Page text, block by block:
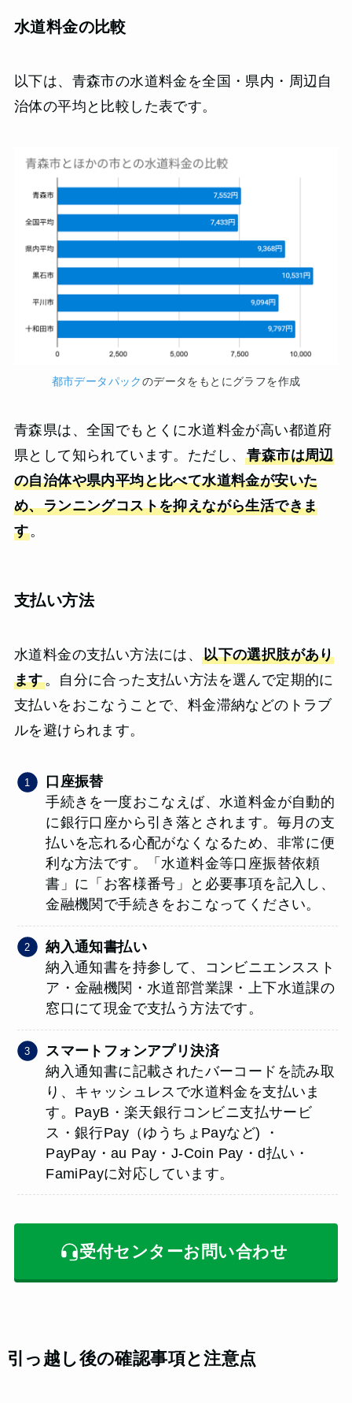
水道料金の比較
以下は、青森市の水道料金を全国・県内・周辺自
治体の平均と比較した表です。
都市データパックのデータをもとにグラフを作成
青森県は、全国でもとくに水道料金が高い都道府
県として知られています。ただし、青森市は周辺
の自治体や県内平均と比べて水道料金が安いた
め、ランニングコストを抑えながら生活できま
す。
支払い方法
水道料金の支払い方法には、以下の選択肢があり
ます。自分に合った支払い方法を選んで定期的に
支払いをおこなうことで、料金滞納などのトラブ
ルを避けられます。
口座振替
手続きを一度おこなえば、水道料金が自動的
に銀行口座から引き落とされます。毎月の支
払いを忘れる心配がなくなるため、非常に便
利な方法です。「水道料金等口座振替依頼
書」に「お客様番号」と必要事項を記入し、
金融機関で手続きをおこなってください。
納入通知書払い
納入通知書を持参して、コンビニエンススト
ア・金融機関・水道部営業課・上下水道課の
窓口にて現金で支払う方法です。
スマートフォンアプリ決済
納入通知書に記載されたバーコードを読み取
り、キャッシュレスで水道料金を支払いま
す。PayB・楽天銀行コンビニ支払サービ
ス・銀行Pay（ゆうちょPayなど) ・
PayPay・au Pay・J-Coin Pay・d払い・
FamiPayに対応しています。
受付センターお問い合わせ
引っ越し後の確認事項と注意点